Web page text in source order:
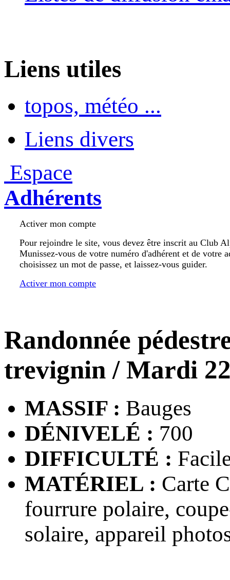
Liens utiles
topos, météo ...
Liens divers
Espace
Adhérents
Activer mon compte
Pour rejoindre le site, vous devez être inscrit au Club
Munissez-vous de votre numéro d'adhérent et de votre
choisissez un mot de passe, et laissez-vous guider.
Activer mon compte
Randonnée
trevignin / Mardi
MASSIF : Bauges
DÉNIVELÉ : 700
DIFFICULTÉ :
MATÉRIEL : Carte
fourrure polaire,
solaire, appareil